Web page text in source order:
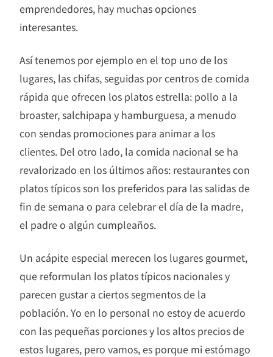
emprendedores, hay muchas opciones
interesantes.
Así tenemos por ejemplo en el top uno de los
lugares, las chifas, seguidas por centros de comida
rápida que ofrecen los platos estrella: pollo a la
broaster, salchipapa y hamburguesa, a menudo
con sendas promociones para animar a los
clientes. Del otro lado, la comida nacional se ha
revalorizado en los últimos años: restaurantes con
platos típicos son los preferidos para las salidas de
fin de semana o para celebrar el día de la madre,
el padre o algún cumpleaños.
Un acápite especial merecen los lugares gourmet,
que reformulan los platos típicos nacionales y
parecen gustar a ciertos segmentos de la
población. Yo en lo personal no estoy de acuerdo
con las pequeñas porciones y los altos precios de
estos lugares, pero vamos, es porque mi estómago